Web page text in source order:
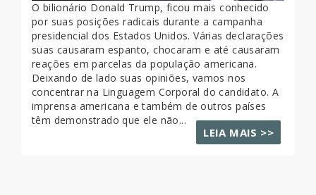
O bilionário Donald Trump, ficou mais conhecido
por suas posições radicais durante a campanha
presidencial dos Estados Unidos. Várias declarações
suas causaram espanto, chocaram e até causaram
reações em parcelas da população americana.
Deixando de lado suas opiniões, vamos nos
concentrar na Linguagem Corporal do candidato. A
imprensa americana e também de outros países
têm demonstrado que ele não...
LEIA MAIS >>